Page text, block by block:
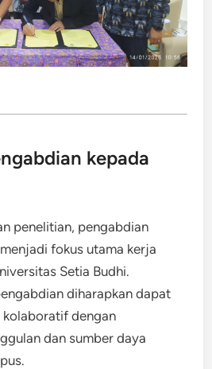
kepada
penelitian, pengabdian
fokus utama kerja
Setia Budhi.
diharapkan dapat
kolaboratif dengan
dan sumber daya